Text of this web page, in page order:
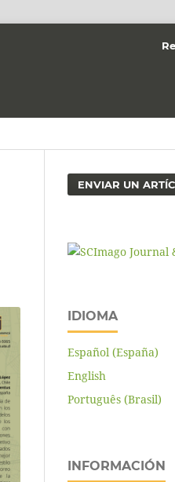
ENVIAR UN
IDIOMA
Español (España)
English
Português (Brasil)
INFORMACIÓN